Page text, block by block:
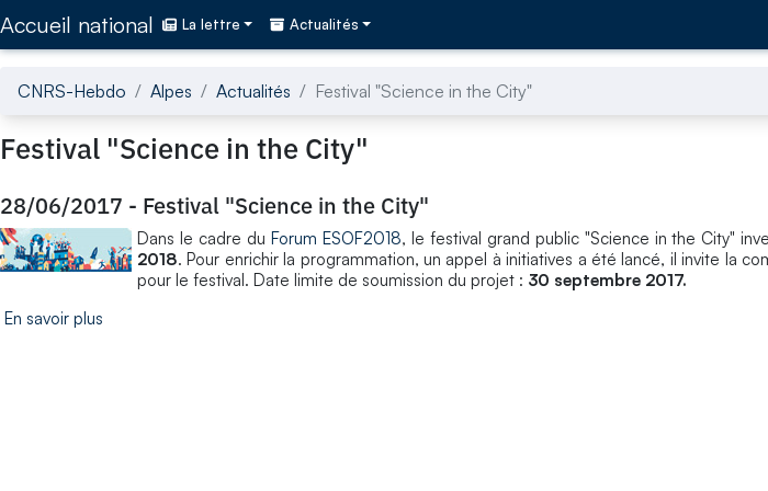
Accueil national La lettre Actualités
CNRS-Hebdo Alpes Actualités Festival "Science in the City"
Festival "Science in the City"
28/06/2017 - Festival "Science in the City"
Dans le cadre du Forum ESOF2018, le festival grand public "Science in the City"
2018. Pour enrichir la programmation, un appel à initiatives a été lancé, il invite la
pour le festival. Date limite de soumission du projet : 30 septembre 2017.
En savoir plus